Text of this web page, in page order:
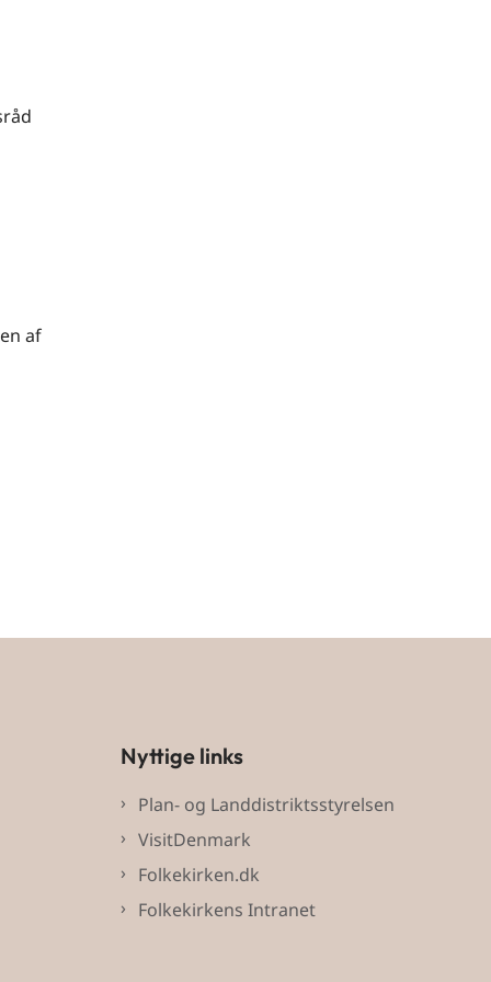
af
Nyttige links
Plan- og Landdistriktsstyrelsen
VisitDenmark
Folkekirken.dk
Folkekirkens Intranet